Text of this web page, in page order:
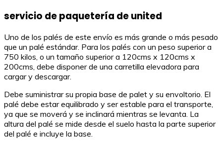
servicio de paquetería de united
Uno de los palés de este envío es más grande o más pesado
que un palé estándar. Para los palés con un peso superior a
750 kilos, o un tamaño superior a 120cms x 120cms x
200cms, debe disponer de una carretilla elevadora para
cargar y descargar.
Debe suministrar su propia base de palet y su envoltorio. El
palé debe estar equilibrado y ser estable para el transporte,
ya que se moverá y se inclinará mientras se levanta. La
altura del palé se mide desde el suelo hasta la parte superior
del palé e incluye la base.